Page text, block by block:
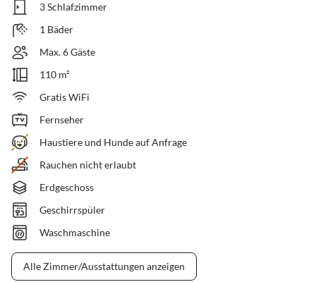
3 Schlafzimmer
1 Bäder
Max. 6 Gäste
110 m²
Gratis WiFi
Fernseher
Haustiere und Hunde auf Anfrage
Rauchen nicht erlaubt
Erdgeschoss
Geschirrspüler
Waschmaschine
Alle Zimmer/Ausstattungen anzeigen